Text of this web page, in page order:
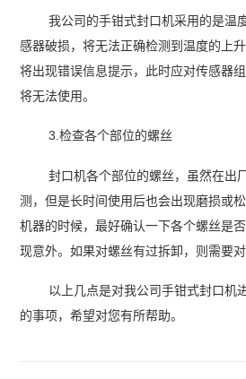
我公司的手钳式封口机采用的是温
感器破损，将无法正确检测到温度的上
将出现错误信息提示，此时应对传感器
将无法使用。
3.检查各个部位的螺丝
封口机各个部位的螺丝，虽然在出
测，但是长时间使用后也会出现磨损或
机器的时候，最好确认一下各个螺丝是
现意外。如果对螺丝有过拆卸，则需要对
以上几点是对我公司手钳式封口机
的事项，希望对您有所帮助。